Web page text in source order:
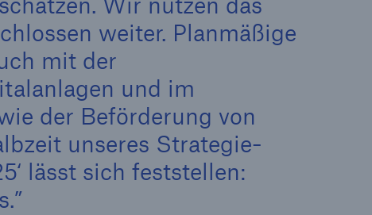
weiter. Planmäßige
mit der
und im
der Beförderung von
unseres Strategie-
lässt sich feststellen:
Re